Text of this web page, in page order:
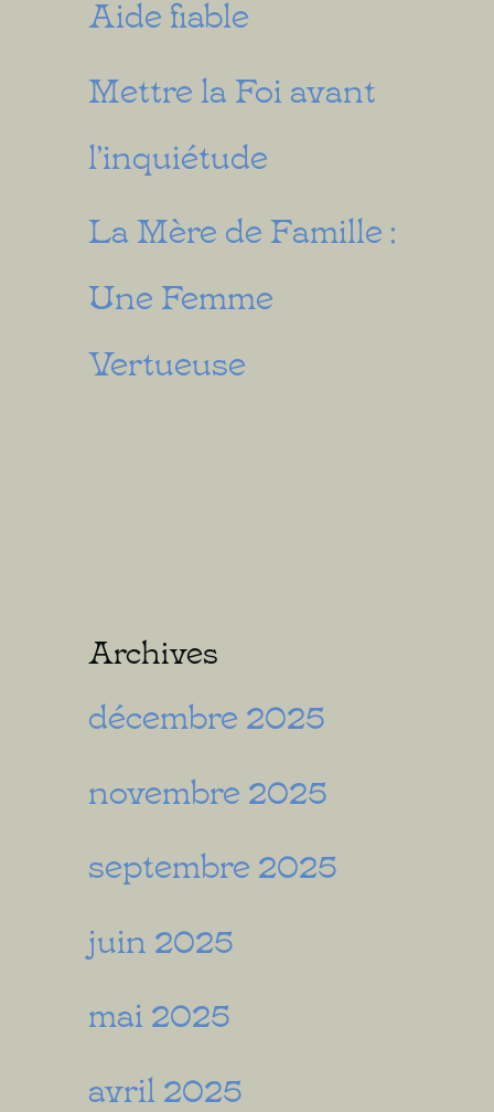
Aide fiable
Mettre la Foi avant
l’inquiétude
La Mère de Famille :
Une Femme
Vertueuse
Archives
décembre 2025
novembre 2025
septembre 2025
juin 2025
mai 2025
avril 2025